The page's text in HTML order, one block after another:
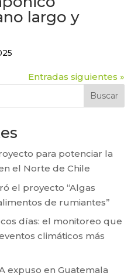
largo y
Entradas siguientes »
Buscar
para potenciar la
el Norte de Chile
el proyecto “Algas
de rumiantes”
días: el monitoreo que
climáticos más
expuso en Guatemala